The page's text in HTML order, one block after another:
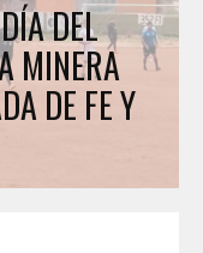
DEL
MINERA
DE FE Y